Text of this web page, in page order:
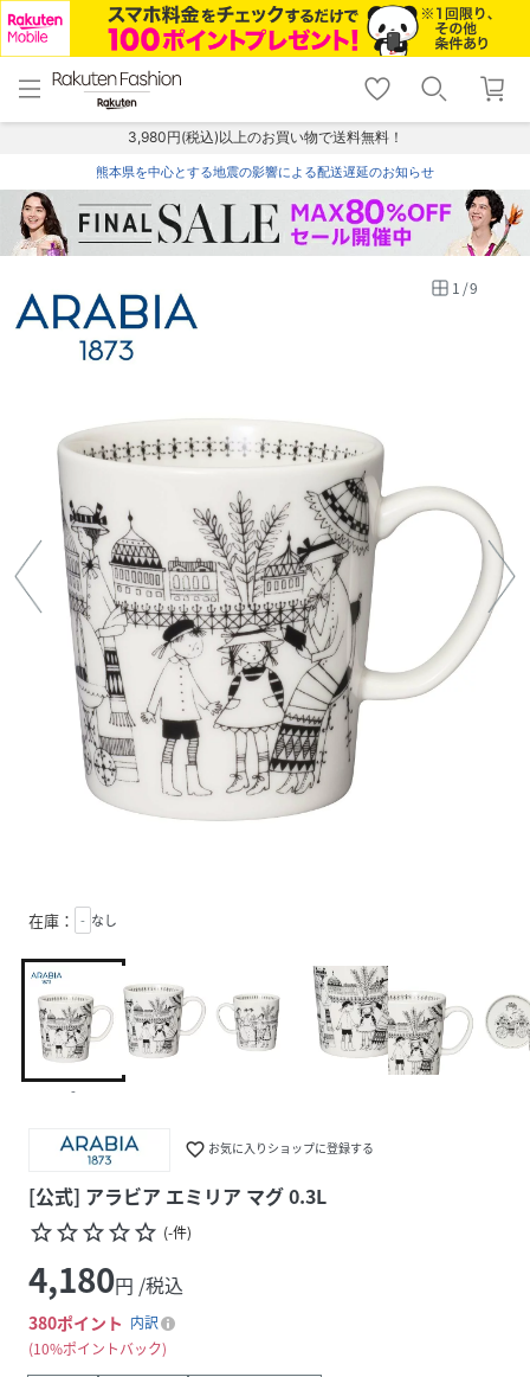
menu home
トップ
shopping_cart lock_outline
ログイン
3,980円(税込)以上のお買い物で送料無料！
熊本県を中心とする地震の影響による配送遅延のお知らせ
1 /9
在庫： - なし
-
favorite_border お気に入りショップに登録する
[公式] アラビア エミリア マグ 0.3L
star_borderstar_borderstar_borderstar_borderstar_border (-件)
4,180円 /税込
380ポイント 内訳
10%ポイントバック